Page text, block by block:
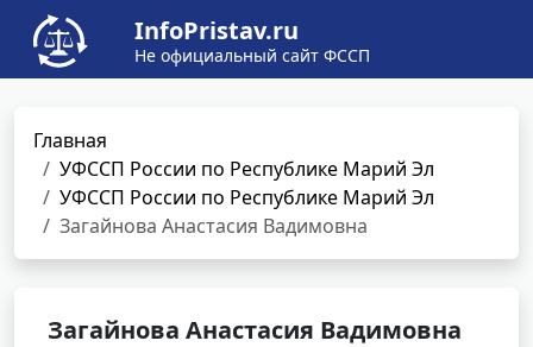
InfoPristav.ru
Не официальный сайт ФССП
Главная
УФССП России по Республике Марий Эл
УФССП России по Республике Марий Эл
Загайнова Анастасия Вадимовна
Загайнова Анастасия Вадимовна